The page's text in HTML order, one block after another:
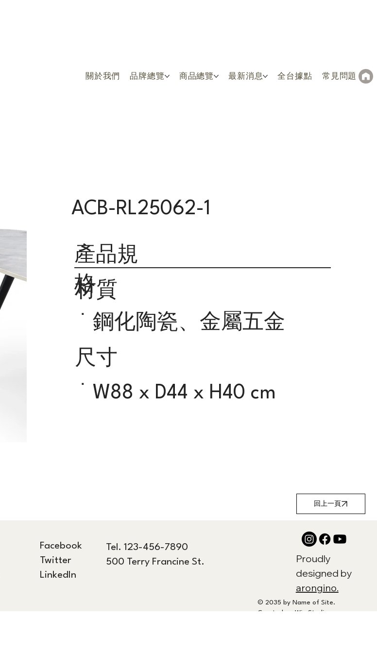
關於我們 品牌總覽 商品總覽 最新消息 全台據點 常見問題
ACB-RL25062-1
產品規
格
材質
˙ 鋼化陶瓷、金屬五金
尺寸
˙ W88 x D44 x H40 cm
回上一頁
Facebook
Twitter
LinkedIn
Tel. 123-456-7890
500 Terry Francine St.
Proudly
designed by
arongino.
© 2035 by Name of Site.
Created on Wix Studio.